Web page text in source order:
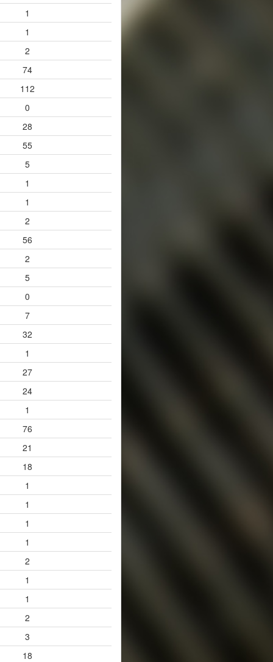
1
1
2
74
112
0
28
55
5
1
1
2
56
2
5
0
7
32
1
27
24
1
76
21
18
1
1
1
1
2
1
1
2
3
18